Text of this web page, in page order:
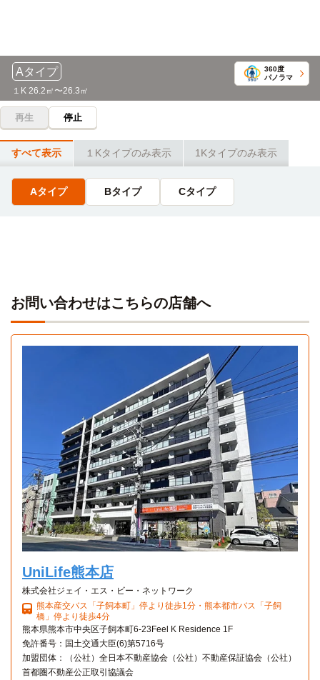
Aタイプ
１K 26.2㎡〜26.3㎡
360度
パノラマ
360度
パノラマ
360度
パノラマ
再生 停止
すべて表示 １Kタイプのみ表示 1Kタイプのみ表示
Aタイプ Bタイプ Cタイプ
お問い合わせはこちらの店舗へ
UniLife熊本店
株式会社ジェイ・エス・ビー・ネットワーク
熊本産交バス「子飼本町」停より徒歩1分・熊本都市バス「子飼
橋」停より徒歩4分
熊本県熊本市中央区子飼本町6-23Feel K Residence 1F
免許番号：国土交通大臣(6)第5716号
加盟団体：（公社）全日本不動産協会（公社）不動産保証協会（公社）
首都圏不動産公正取引協議会